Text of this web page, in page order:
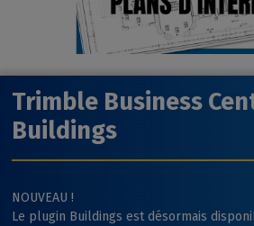
Trimble Business
Buildings
NOUVEAU !
Le plugin Buildings est désormais